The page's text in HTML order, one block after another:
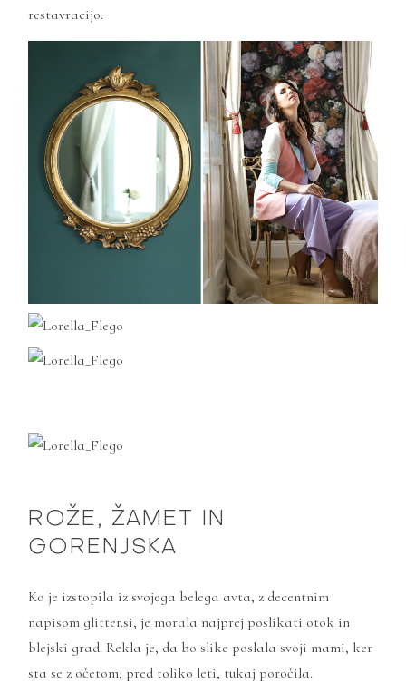
restavracijo.
ROŽE, ŽAMET IN
GORENJSKA
Ko je izstopila iz svojega belega avta, z decentnim
napisom glitter.si, je morala najprej poslikati otok in
blejski grad. Rekla je, da bo slike poslala svoji mami, ker
sta se z očetom, pred toliko leti, tukaj poročila.